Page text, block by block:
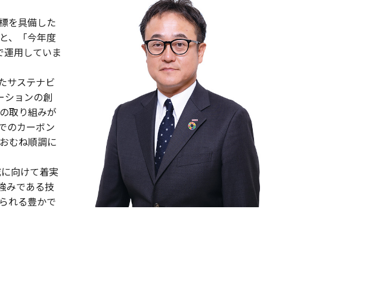
を具備した
、「今年度
用していま
サステナビ
ションの創
取り組みが
のカーボン
むね順調に
向けて着実
みである技
れる豊かで